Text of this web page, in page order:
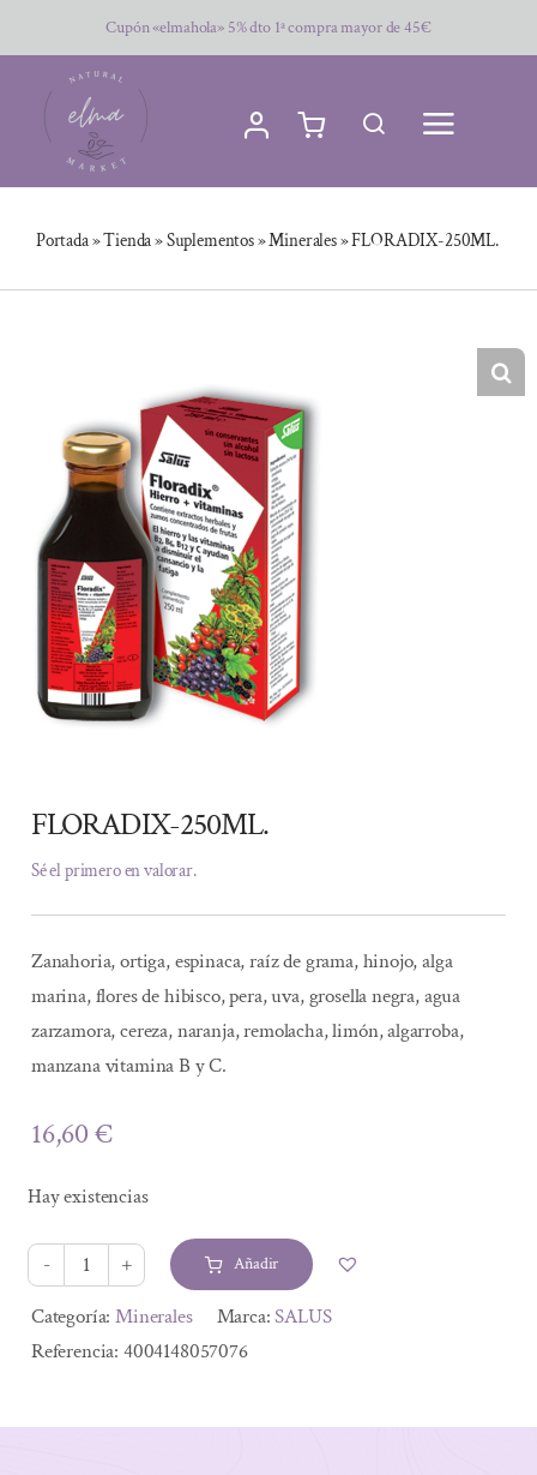
al
contenido
Cupón «elmahola» 5% dto 1ª compra mayor de 45€
Portada»Tienda»Suplementos»Minerales»FLORADIX-250ML.
FLORADIX-250ML.
Sé el primero en valorar.
Zanahoria, ortiga, espinaca, raíz de grama, hinojo, alga
marina, flores de hibisco, pera, uva, grosella negra, agua
zarzamora, cereza, naranja, remolacha, limón, algarroba,
manzana vitamina B y C.
16,60€
Hay existencias
FLORADIX-
250ML.
cantidad
Añadir
Alternative:
Categoría:Minerales Marca:SALUS
Referencia: 4004148057076